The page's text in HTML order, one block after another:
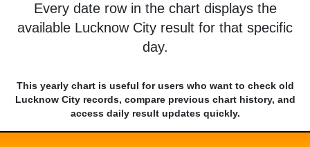
Every date row in the chart displays the
available Lucknow City result for that specific
day.
This yearly chart is useful for users who want to check old
Lucknow City records, compare previous chart history, and
access daily result updates quickly.